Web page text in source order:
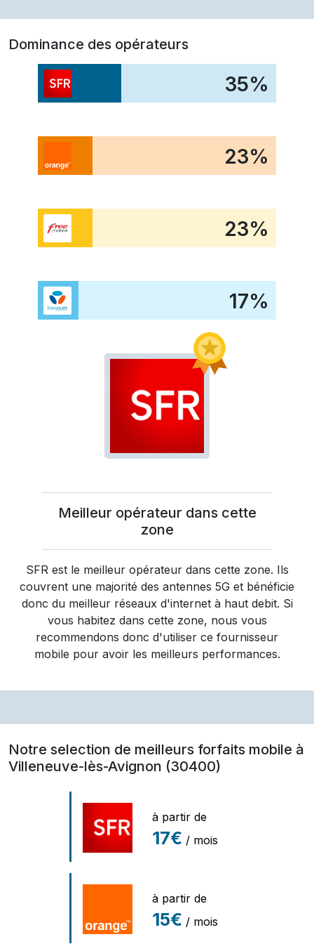
Dominance des opérateurs
35%
23%
23%
17%
Meilleur opérateur dans cette
zone
SFRest le meilleur opérateur dans cette zone. Ils
couvrent une majorité des antennes 5G et bénéficie
donc du meilleur réseaux d'internet à haut debit. Si
vous habitez dans cette zone, nous vous
recommendons donc d'utiliser ce fournisseur
mobile pour avoir les meilleurs performances.
Notre selection de meilleurs forfaits mobile à
Villeneuve-lès-Avignon (30400)
à partir de
17€ / mois
à partir de
15€ / mois